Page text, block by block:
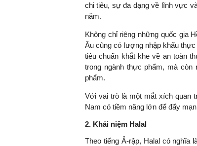
chi tiêu, sự đa dạng về lĩnh vực
năm.
Không chỉ riêng những quốc gia
Âu cũng có lượng nhập khẩu
tiêu chuẩn khắt khe về an toàn
trong ngành thực phẩm, mà
phẩm.
Với vai trò là một mắt xích quan
Nam có tiềm năng lớn để đẩy
2. Khái niệm Halal
Theo tiếng Ả-rập, Halal có nghĩa
TS. Nguyễn Đức
Viện Kinh tế Tài
ngay từ